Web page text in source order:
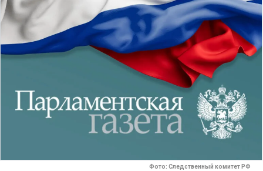
Фото: Следственный комитет РФ